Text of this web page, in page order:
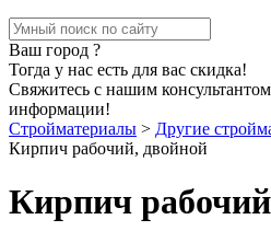
Ваш город ?
Тогда у нас есть для вас скидка!
Свяжитесь с нашим
информации!
Стройматериалы > Другие
Кирпич рабочий, двойной
Кирпич